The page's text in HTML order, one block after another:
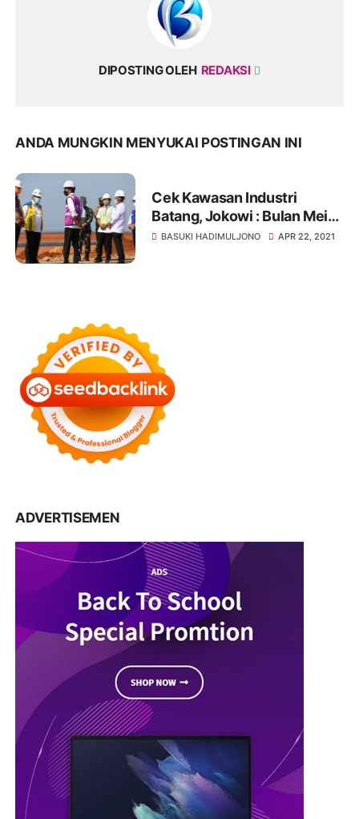
DIPOSTING OLEH REDAKSI
ANDA MUNGKIN MENYUKAI POSTINGAN INI
Cek Kawasan Industri
Batang, Jokowi : Bulan Mei
Ada Peletakan Batu Pertama
BASUKI HADIMULJONO APR 22, 2021
ADVERTISEMEN